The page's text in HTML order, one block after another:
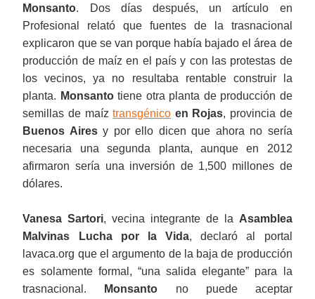
Monsanto. Dos días después, un artículo en
Profesional relató que fuentes de la trasnacional
explicaron que se van porque había bajado el área de
producción de maíz en el país y con las protestas de
los vecinos, ya no resultaba rentable construir la
planta. Monsantotiene otra planta de producción de
semillas de maíztransgénico en Rojas, provincia de
Buenos Airesy por ello dicen que ahora no sería
necesaria una segunda planta, aunque en 2012
afirmaron sería una inversión de 1,500 millones de
dólares.
Vanesa Sartori, vecina integrante de la Asamblea
Malvinas Lucha por la Vida, declaró al portal
lavaca.org que el argumento de la baja de producción
es solamente formal, “una salida elegante” para la
trasnacional.
Monsanto no puede aceptar